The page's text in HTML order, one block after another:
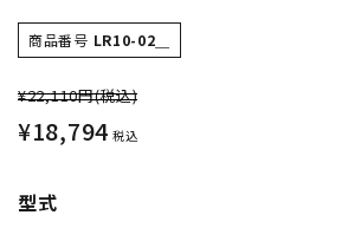
パトライトカタログ
商品番号 LR10-02＿
¥22,110円(税込)
¥18,794 税込
型式